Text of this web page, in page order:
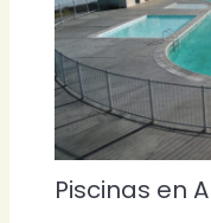
Piscinas en